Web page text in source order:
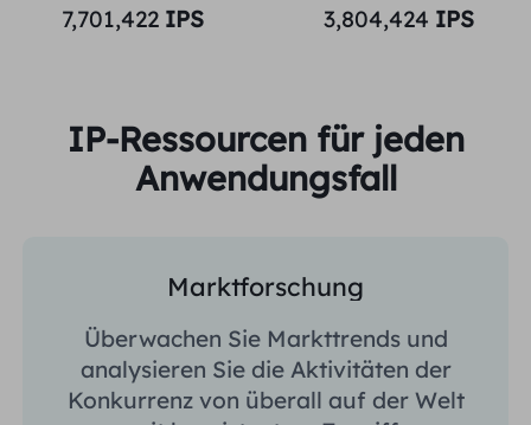
7,701,422 IPS 3,804,424 IPS
IP-Ressourcen für jeden
Anwendungsfall
Marktforschung
Überwachen Sie Markttrends und
analysieren Sie die Aktivitäten der
Konkurrenz von überall auf der Welt